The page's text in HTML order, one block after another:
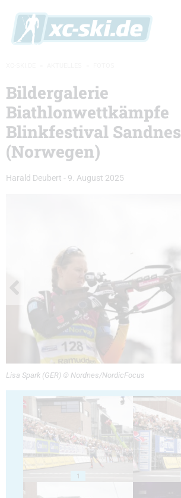
Bildergalerie
Biathlonwettkämpfe
Blinkfestival Sandnes
(Norwegen)
Harald Deubert - 9. August 2025
Lisa Spark (GER) © Nordnes/NordicFocus
1